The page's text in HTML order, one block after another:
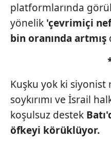
toplumu hizmetlerinin
kullanılmaktadır. Diğer
kılınması ve
reklam/pazarlama
sınırlı olarak açık rızanız
Çerezlere ilişkin
vasıtasıyla
için Ayarlar butonuna
Metnimiziziyaret
platformlarında
yönelik 'çevrimiçi
bin oranında artmış
Kuşku yok ki siyonist
soykırımı ve İsrail
koşulsuz destek
öfkeyi körüklüyor.